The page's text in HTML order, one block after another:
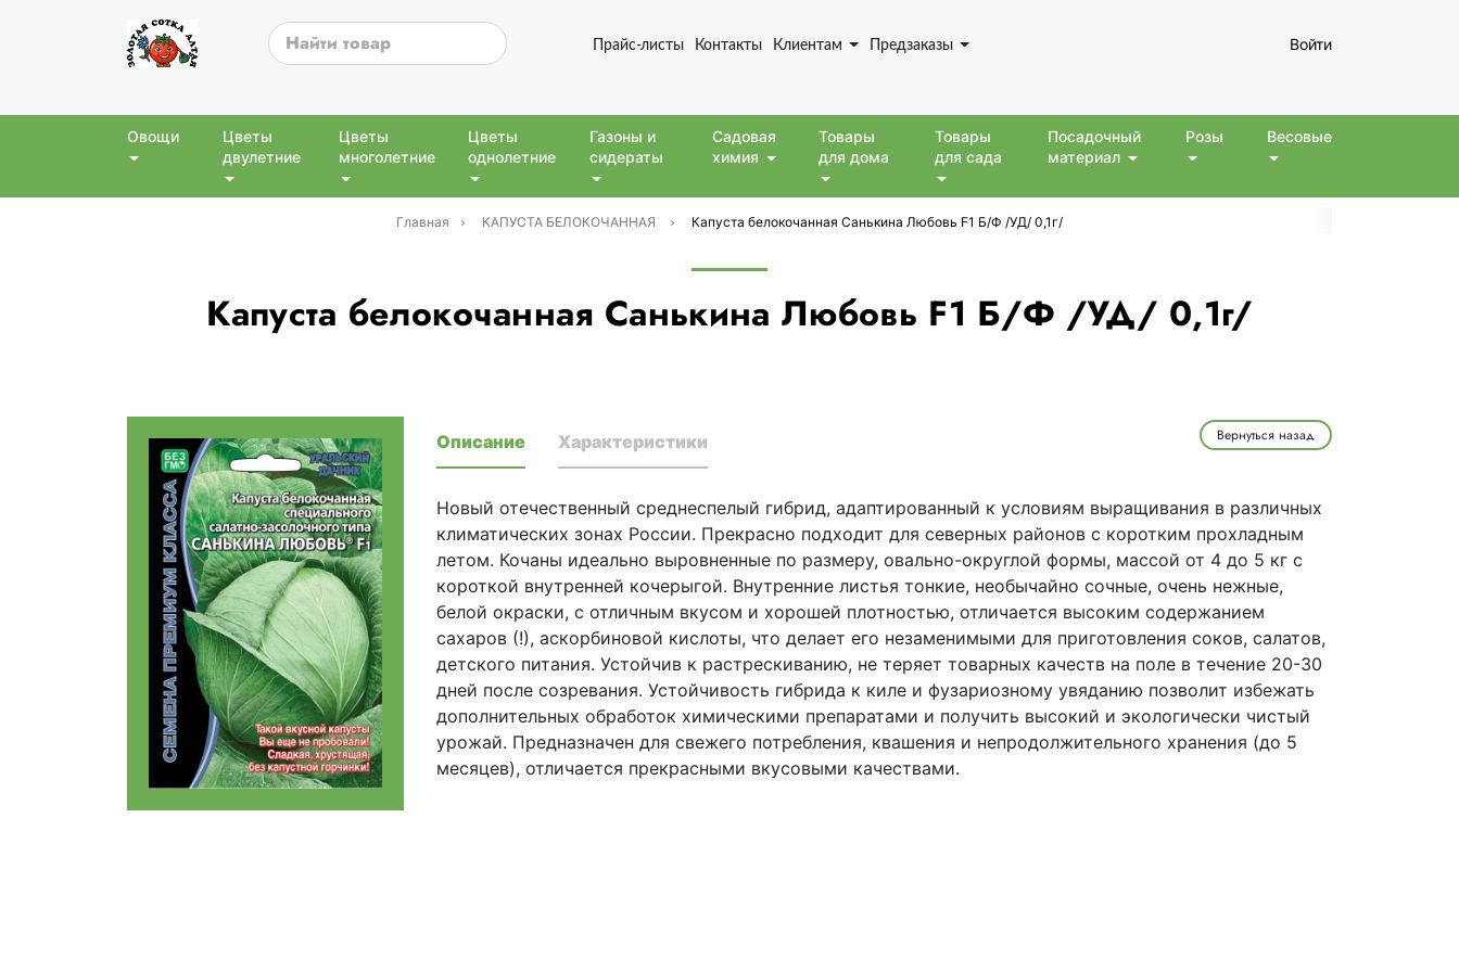
Прайс-листы Контакты Клиентам Предзаказы Войти
Овощи
Цветы
двулетние
Цветы
многолетние
Цветы
однолетние
Газоны и
сидераты
Садовая
химия
Товары
для дома
Товары
для сада
Посадочный
материал
Розы Весовые
Главная КАПУСТА БЕЛОКОЧАННАЯ Капуста белокочанная Санькина Любовь F1 Б/Ф /УД/ 0,1г/
Капуста белокочанная Санькина Любовь F1 Б/Ф /УД/ 0,1г/
Вернуться назад
Описание Характеристики
Новый отечественный среднеспелый гибрид, адаптированный к условиям выращивания в различных
климатических зонах России. Прекрасно подходит для северных районов с коротким прохладным
летом. Кочаны идеально выровненные по размеру, овально-округлой формы, массой от 4 до 5 кг с
короткой внутренней кочерыгой. Внутренние листья тонкие, необычайно сочные, очень нежные,
белой окраски, с отличным вкусом и хорошей плотностью, отличается высоким содержанием
сахаров (!), аскорбиновой кислоты, что делает его незаменимыми для приготовления соков, салатов,
детского питания. Устойчив к растрескиванию, не теряет товарных качеств на поле в течение 20-30
дней после созревания. Устойчивость гибрида к киле и фузариозному увяданию позволит избежать
дополнительных обработок химическими препаратами и получить высокий и экологически чистый
урожай. Предназначен для свежего потребления, квашения и непродолжительного хранения (до 5
месяцев), отличается прекрасными вкусовыми качествами.